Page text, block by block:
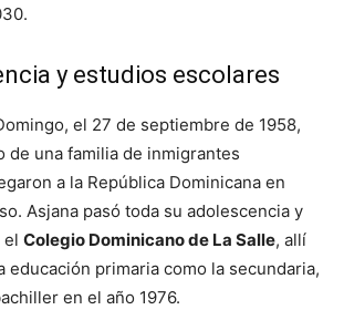
y estudios escolares
el 27 de septiembre de 1958,
de una familia de inmigrantes
a la República Dominicana en
Asjana pasó toda su adolescencia y
el Colegio Dominicano de La Salle, allí
educación primaria como la secundaria,
en el año 1976.